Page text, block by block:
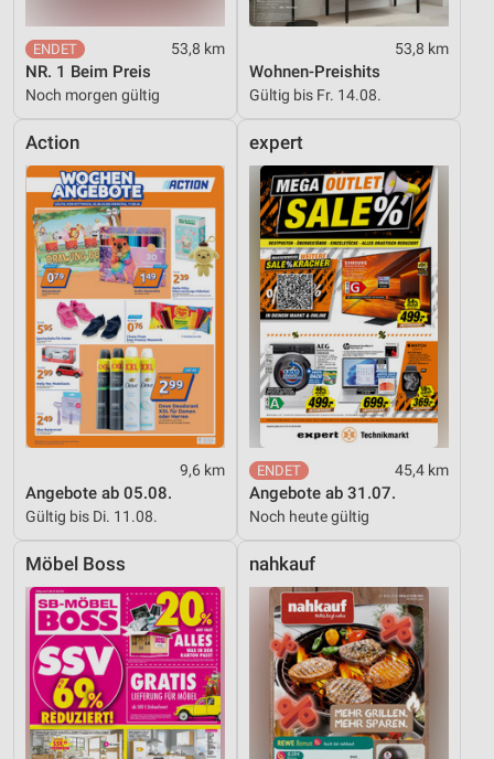
53,8 km
NR. 1 Beim Preis
Noch morgen gültig
53,8 km
Wohnen-Preishits
Gültig bis Fr. 14.08.
Action
9,6 km
Angebote ab 05.08.
Gültig bis Di. 11.08.
expert
45,4 km
Angebote ab 31.07.
Noch heute gültig
Möbel Boss nahkauf